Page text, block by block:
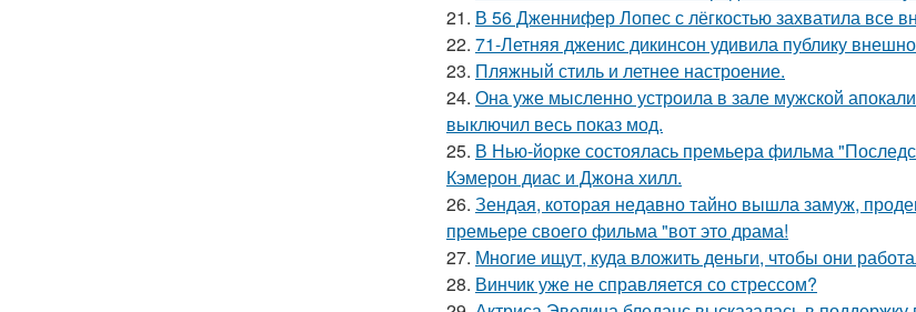
21. В 56 Дженнифер Лопес с лёгкостью захватила все
22. 71-Летняя дженис дикинсон удивила публику
23. Пляжный стиль и летнее настроение.
24. Она уже мысленно устроила в зале мужской
выключил весь показ мод.
25. В Нью-йорке состоялась премьера фильма
Кэмерон диас и Джона хилл.
26. Зендая, которая недавно тайно вышла замуж,
премьере своего фильма "вот это драма!
27. Многие ищут, куда вложить деньги, чтобы они
28. Винчик уже не справляется со стрессом?